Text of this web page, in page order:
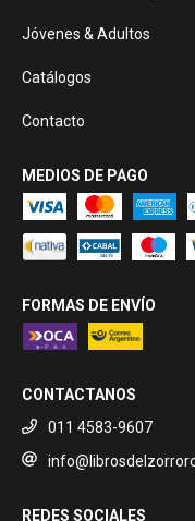
Jóvenes & Adultos
Catálogos
Contacto
MEDIOS DE PAGO
FORMAS DE ENVÍO
CONTACTANOS
011 4583-9607
REDES SOCIALES